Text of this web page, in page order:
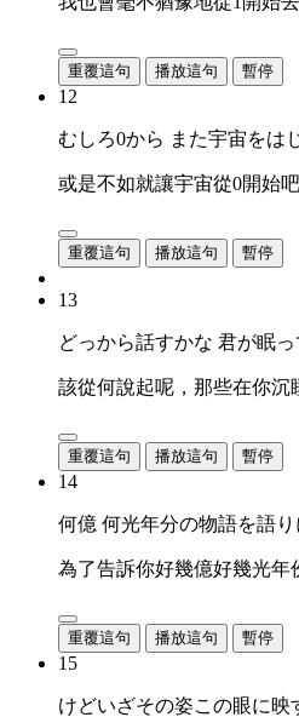
重覆這句 播放這句 暫停
12
むしろ0から また宇宙をは
或是不如就讓宇宙從0開始吧
重覆這句 播放這句 暫停
13
どっから話すかな 君が眠
該從何說起呢，那些在你沉
重覆這句 播放這句 暫停
14
何億 何光年分の物語を語り
為了告訴你好幾億好幾光年
重覆這句 播放這句 暫停
15
けどいざその姿この眼に映